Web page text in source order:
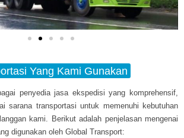
Yang Kami Gunakan
penyedia jasa ekspedisi yang komprehensif,
sarana transportasi untuk memenuhi kebutuhan
kami. Berikut adalah penjelasan mengenai
digunakan oleh Global Transport: